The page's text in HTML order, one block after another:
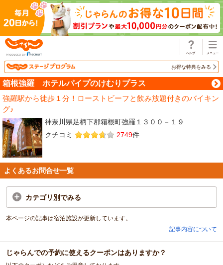
お得な特典をみる
箱根強羅 ホテルパイプのけむりプラス
強羅駅から徒歩１分！ローストビーフと飲み放題付きのバイキン
グ♪
神奈川県足柄下郡箱根町強羅１３００－１９
クチコミ
2749件
よくあるお問合せ一覧
カテゴリ別でみる
本ページの記事は宿泊施設が更新しています。
記事内容について
じゃらんでの予約に使えるクーポンはありますか？